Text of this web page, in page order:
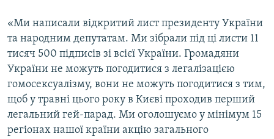
«Ми написали відкритий лист президенту України
та народним депутатам. Ми зібрали під ці листи 11
тисяч 500 підписів зі всієї України. Громадяни
України не можуть погодитися з легалізацією
гомосексуалізму, вони не можуть погодитися з тим,
щоб у травні цього року в Києві проходив перший
легальний гей-парад. Ми оголошуємо у мінімум 15
регіонах нашої країни акцію загального